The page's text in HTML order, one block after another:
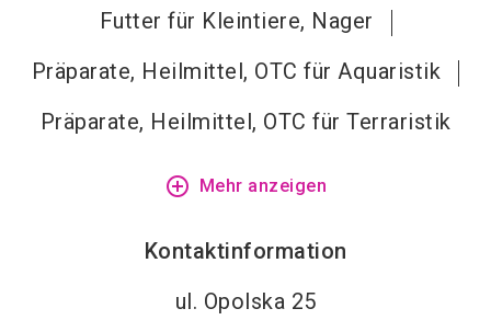
Futter für Kleintiere, Nager
Präparate, Heilmittel, OTC für Aquaristik
Präparate, Heilmittel, OTC für Terraristik
add_circle_outline Mehr anzeigen
Kontaktinformation
ul. Opolska 25